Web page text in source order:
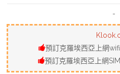
-
預訂克羅埃西亞上網wifi
預訂克羅埃西亞上網SIM